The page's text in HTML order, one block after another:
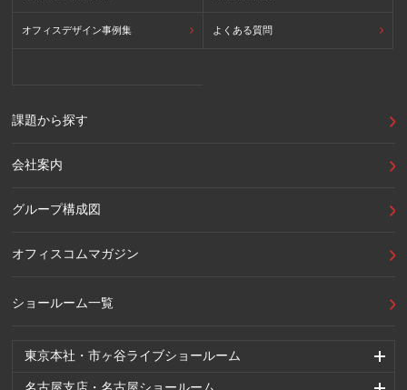
東京本社・市ヶ谷ライブショールーム
オフィスデザイン事例集 よくある質問
課題から探す
会社案内
グループ構成図
オフィスコムマガジン
ショールーム一覧